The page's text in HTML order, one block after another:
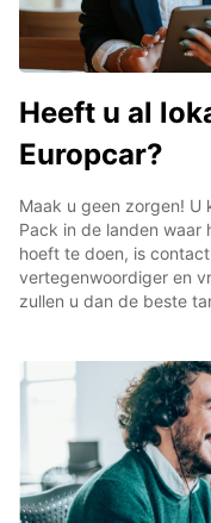
Heeft u al
Europcar?
Maak u geen zorgen! U
Pack in de landen waar
hoeft te doen, is
vertegenwoordiger en
zullen u dan de beste